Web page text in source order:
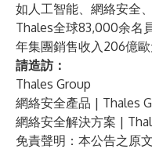
如人工智能、網絡安全
Thales全球83,000余名
年集團銷售收入206億歐
請造訪：
Thales Group
網絡安全產品 | Thales
網絡安全解決方案 |
免責聲明：本公告之原